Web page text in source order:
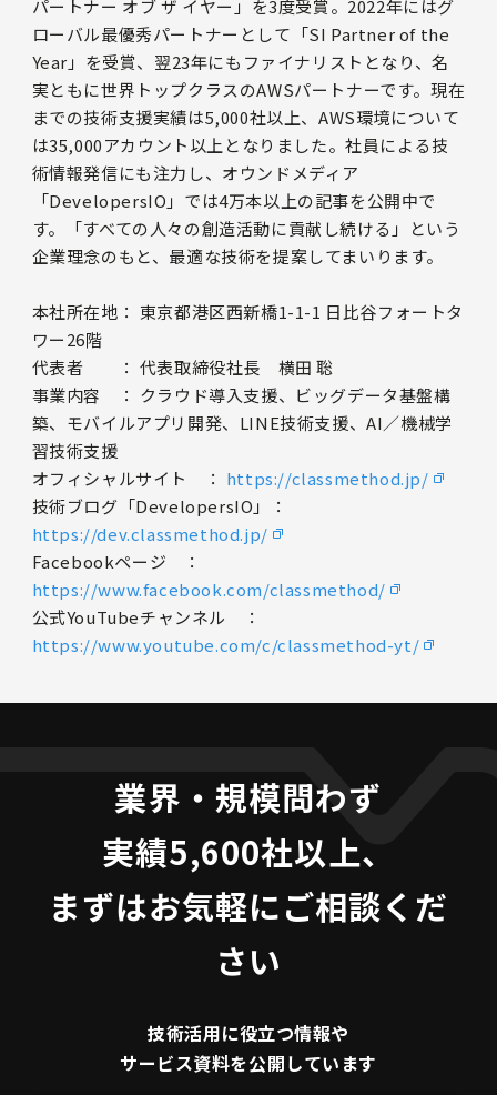
パートナー オブ ザ イヤー」を3度受賞。2022年にはグ
ローバル最優秀パートナーとして「SI Partner of the
Year」を受賞、翌23年にもファイナリストとなり、名
実ともに世界トップクラスのAWSパートナーです。現在
までの技術支援実績は5,000社以上、AWS環境について
は35,000アカウント以上となりました。社員による技
術情報発信にも注力し、オウンドメディア
「DevelopersIO」では4万本以上の記事を公開中で
す。「すべての人々の創造活動に貢献し続ける」という
企業理念のもと、最適な技術を提案してまいります。
本社所在地： 東京都港区西新橋1-1-1 日比谷フォートタ
ワー26階
代表者 ： 代表取締役社長 横田 聡
事業内容 ： クラウド導入支援、ビッグデータ基盤構
築、モバイルアプリ開発、LINE技術支援、AI／機械学
習技術支援
オフィシャルサイト ： https://classmethod.jp/
技術ブログ「DevelopersIO」：
https://dev.classmethod.jp/
Facebookページ ：
https://www.facebook.com/classmethod/
公式YouTubeチャンネル ：
https://www.youtube.com/c/classmethod-yt/
業界・規模問わず
実績5,600社以上、
まずはお気軽にご相談くだ
さい
技術活用に役立つ情報や
サービス資料を公開しています